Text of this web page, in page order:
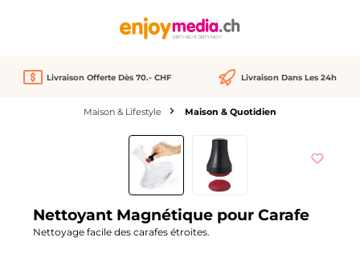
Livraison Offerte Dès 70.- CHF Livraison Dans Les 24h
Maison & Lifestyle Maison & Quotidien
Ignorer la galerie d'images
Nettoyant Magnétique pour Carafe
Nettoyage facile des carafes étroites.